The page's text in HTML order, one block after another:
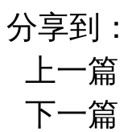
分享到：
上一篇
下一篇